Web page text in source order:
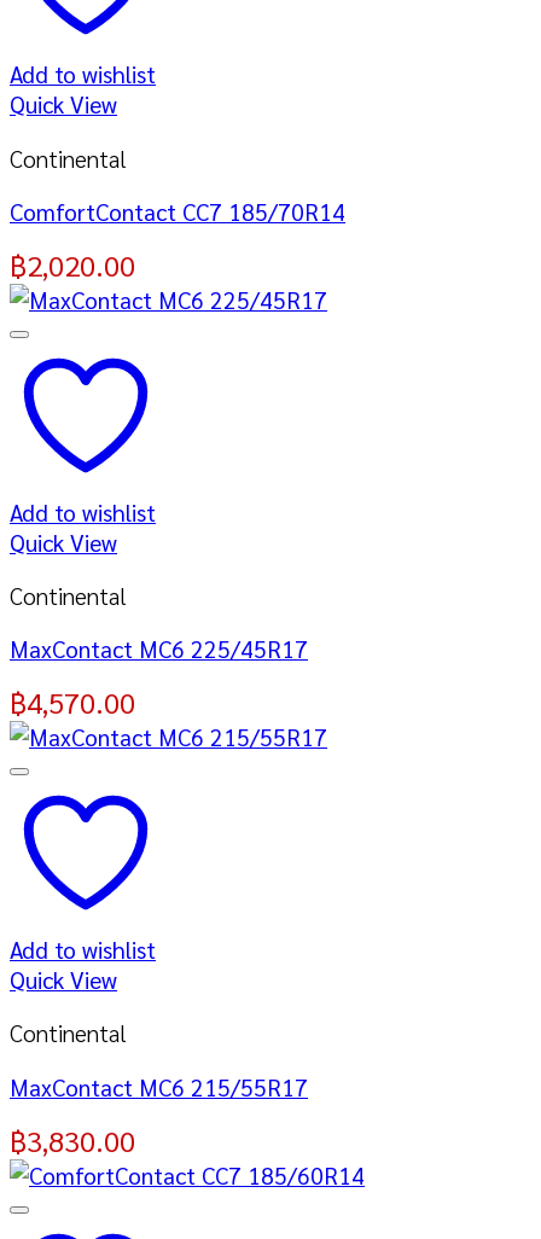
Add to wishlist
Quick View
Continental
ComfortContact CC7 185/70R14
฿2,020.00
Add to wishlist
Quick View
Continental
MaxContact MC6 225/45R17
฿4,570.00
Add to wishlist
Quick View
Continental
MaxContact MC6 215/55R17
฿3,830.00